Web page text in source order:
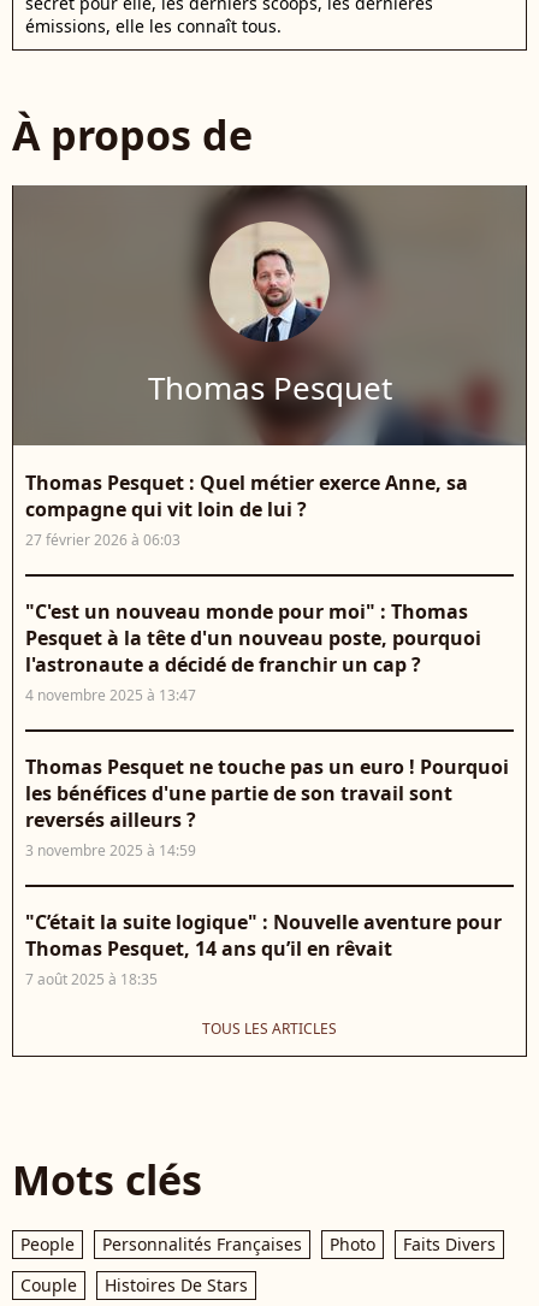
émissions, elle les connaît tous.
À propos de
Thomas Pesquet
Thomas Pesquet : Quel métier exerce Anne, sa
compagne qui vit loin de lui ?
27 février 2026 à 06:03
"C'est un nouveau monde pour moi" : Thomas
Pesquet à la tête d'un nouveau poste, pourquoi
l'astronaute a décidé de franchir un cap ?
4 novembre 2025 à 13:47
Thomas Pesquet ne touche pas un euro ! Pourquoi
les bénéfices d'une partie de son travail sont
reversés ailleurs ?
3 novembre 2025 à 14:59
"C’était la suite logique" : Nouvelle aventure pour
Thomas Pesquet, 14 ans qu’il en rêvait
7 août 2025 à 18:35
TOUS LES ARTICLES
Mots clés
People Personnalités Françaises Photo
Faits Divers
Couple
Histoires De Stars